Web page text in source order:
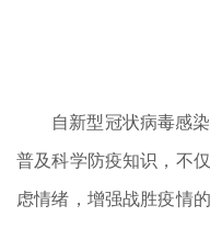
自新型冠状病毒感
普及科学防疫知识，不
虑情绪，增强战胜疫情